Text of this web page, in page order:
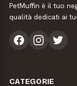
PetMuffin è il tuo
qualità dedicati ai
CATEGORIE